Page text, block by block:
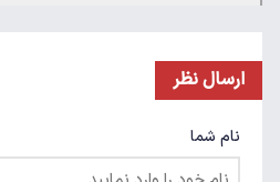
ارسال نظر
نام شما